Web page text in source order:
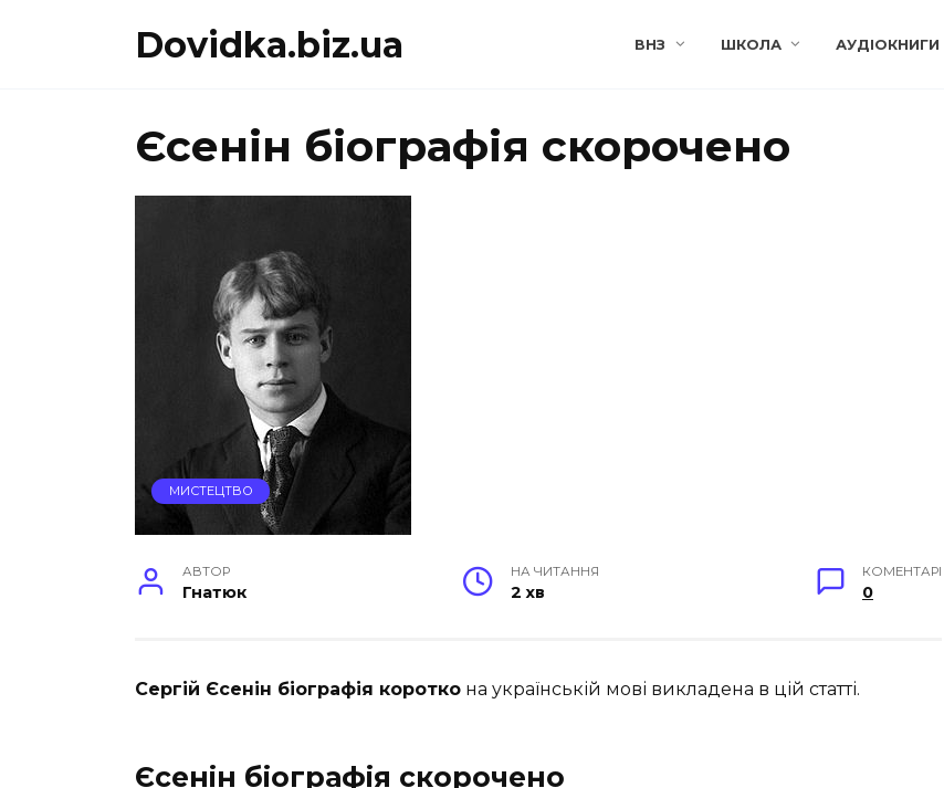
Dovidka.biz.ua ВНЗ ШКОЛА АУДІОКНИГИ
Єсенін біографія скорочено
МИСТЕЦТВО
АВТОР
Гнатюк
НА ЧИТАННЯ
2 хв
КОМЕНТАРІ
0
Сергій Єсенін біографія коротко на українській мові викладена в цій статті.
Єсенін біографія скорочено